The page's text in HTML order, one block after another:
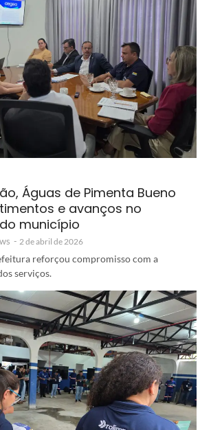
Águas de Pimenta Bueno
e avanços no
município
- 2 de abril de 2026
reforçou compromisso com a
serviços.